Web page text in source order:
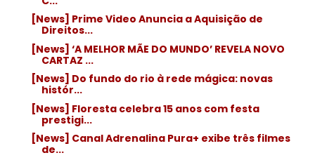
[News] Prime Video Anuncia a Aquisição de
Direitos...
[News] ‘A MELHOR MÃE DO MUNDO’ REVELA NOVO
CARTAZ ...
[News] Do fundo do rio à rede mágica: novas
histór...
[News] Floresta celebra 15 anos com festa
prestigi...
[News] Canal Adrenalina Pura+ exibe três filmes
de...